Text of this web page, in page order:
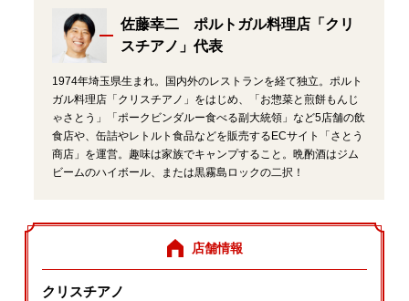
佐藤幸二 ポルトガル料理店「クリ
スチアノ」代表
1974年埼玉県生まれ。国内外のレストランを経て独立。ポルト
ガル料理店「クリスチアノ」をはじめ、「お惣菜と煎餅もんじ
ゃさとう」「ポークビンダルー食べる副大統領」など5店舗の飲
食店や、缶詰やレトルト食品などを販売するECサイト「さとう
商店」を運営。趣味は家族でキャンプすること。晩酌酒はジム
ビームのハイボール、または黒霧島ロックの二択！
店舗情報
クリスチアノ